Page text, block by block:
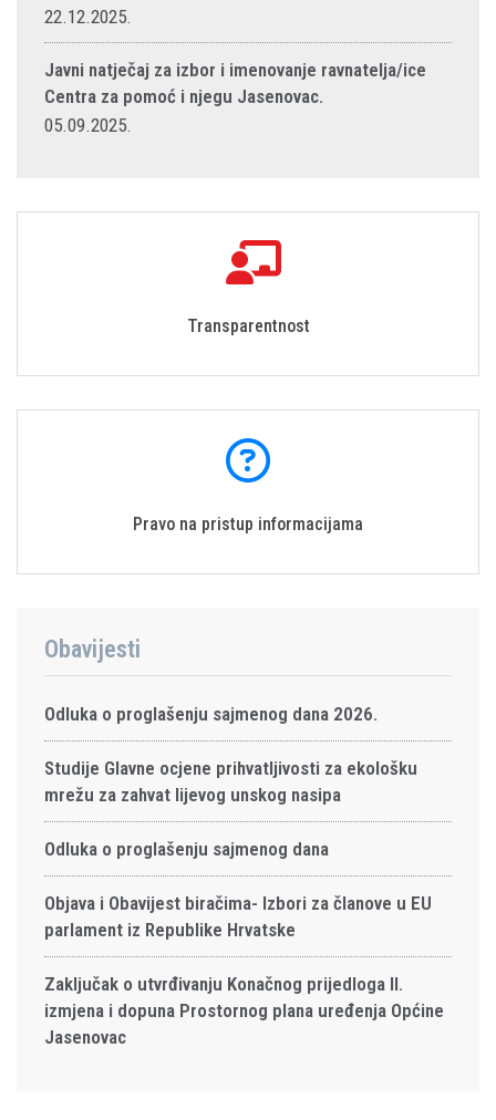
22.12.2025.
Javni natječaj za izbor i imenovanje ravnatelja/ice
Centra za pomoć i njegu Jasenovac.
05.09.2025.
Transparentnost
Pravo na pristup informacijama
Obavijesti
Odluka o proglašenju sajmenog dana 2026.
Studije Glavne ocjene prihvatljivosti za ekološku
mrežu za zahvat lijevog unskog nasipa
Odluka o proglašenju sajmenog dana
Objava i Obavijest biračima- Izbori za članove u EU
parlament iz Republike Hrvatske
Zaključak o utvrđivanju Konačnog prijedloga II.
izmjena i dopuna Prostornog plana uređenja Općine
Jasenovac